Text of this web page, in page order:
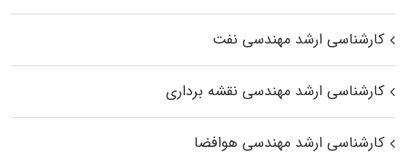
کارشناسی ارشد مهندسی نفت
کارشناسی ارشد مهندسی نقشه برداری
کارشناسی ارشد مهندسی هوافضا